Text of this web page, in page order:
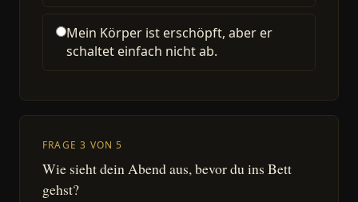
Mein Körper ist erschöpft, aber er
schaltet einfach nicht ab.
FRAGE 3 VON 5
Wie sieht dein Abend aus, bevor du ins Bett
gehst?